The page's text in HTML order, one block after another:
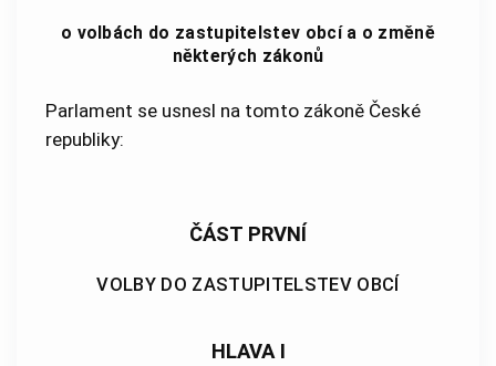
o volbách do zastupitelstev obcí a o změně
některých zákonů
Parlament se usnesl na tomto zákoně České
republiky:
ČÁST PRVNÍ
VOLBY DO ZASTUPITELSTEV OBCÍ
HLAVA I